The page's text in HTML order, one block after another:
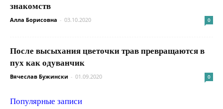
знакомств
Алла Борисовна - 03.10.2020 0
После высыхания цветочки трав превращаются в
пух как одуванчик
Вячеслав Бужински - 01.09.2020 0
Популярные записи